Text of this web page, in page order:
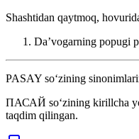
Shashtidan qaytmoq,
Daʼvogarning popugi
PASAY so‘zining
ПАСАЙ so‘zining kirillcha
taqdim qilingan.